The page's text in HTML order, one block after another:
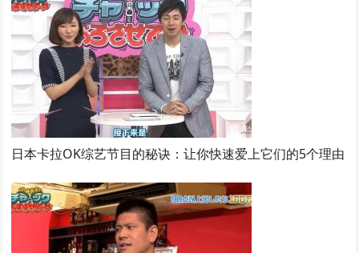
日本卡拉OK综艺节目的秘诀：让你快速爱上它们的5个理由